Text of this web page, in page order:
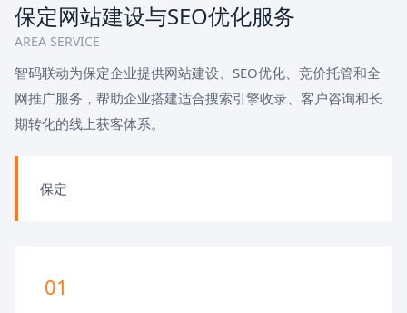
保定网站建设与SEO优化服务
AREA SERVICE
智码联动为保定企业提供网站建设、SEO优化、竞价托管和全
网推广服务，帮助企业搭建适合搜索引擎收录、客户咨询和长
期转化的线上获客体系。
保定
01